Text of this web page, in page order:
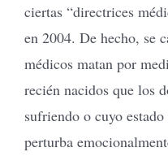
ciertas “directrices
en 2004. De hecho, se
médicos matan por
recién nacidos que los
sufriendo o cuyo
perturba